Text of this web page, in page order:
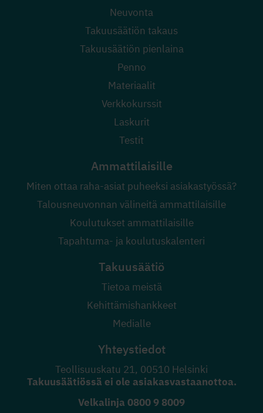
Neuvonta
Takuusäätiön takaus
Takuusäätiön pienlaina
Penno
Materiaalit
Verkkokurssit
Laskurit
Testit
Ammattilaisille
Miten ottaa raha-asiat puheeksi asiakastyössä?
Talousneuvonnan välineitä ammattilaisille
Koulutukset ammattilaisille
Tapahtuma- ja koulutuskalenteri
Takuusäätiö
Tietoa meistä
Kehittämishankkeet
Medialle
Yhteystiedot
Teollisuuskatu 21, 00510 Helsinki
Takuusäätiössä ei ole asiakasvastaanottoa.
Velkalinja 0800 9 8009